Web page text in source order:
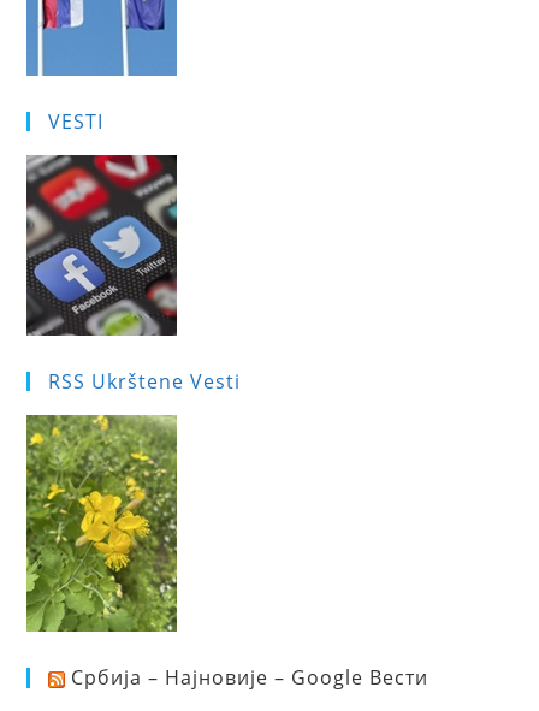
VESTI
RSS Ukrštene Vesti
Србија – Најновије – Google Вести